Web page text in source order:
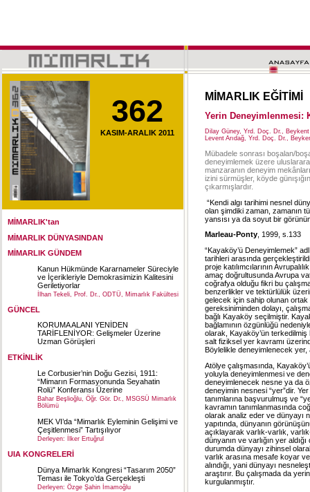
362
KASIM-ARALIK 2011
MİMARLIK'tan
MİMARLIK DÜNYASINDAN
MİMARLIK GÜNDEM
Kanun Hükmünde Kararnameler Süreciyle
ve İçerikleriyle Demokrasimizin Kalitesini
Geriletiyorlar
İlhan Tekeli, Prof. Dr., ODTÜ, Mimarlık Fakültesi
GÜNCEL
KORUMA ALANI YENİDEN
TARİFLENİYOR: Gelişmeler Üzerine
Uzman Görüşleri
ETKİNLİK
Le Corbusier’nin Doğu Gezisi, 1911:
“Mimarın Formasyonunda Seyahatin
Rolü” Konferansı Üzerine
Bahar Beşlioğlu, Öğr. Gör. Dr., MSGSÜ Mimarlık
Bölümü
MEK VI’da “Mimarlık Eyleminin Gelişimi ve
Çeşitlenmesi” Tartışılıyor
Derleyen: İlker Ertuğrul
UIA KONGRELERİ
Dünya Mimarlık Kongresi “Tasarım 2050”
Teması ile Tokyo’da Gerçekleşti
Derleyen: Özge Şahin İmamoğlu
MİMARLIK EĞİTİMİ
Yerin Deneyimlenmesi:
Dilay Güney, Yrd. Doç. Dr.,
Levent Arıdağ, Yrd. Doç. Dr.,
Mübadele sonrası boşalan/
deneyimlemek üzere
manzaranın deneyim
izini sürmüşler, köyde
çıkarmışlardır.
“Kendi algı tarihimi nesnel
olan şimdiki zaman, zamanın
yansısı ya da soyut bir
Marleau-Ponty , 1999, s.133
“Kayaköy’ü Deneyimlemek”
tarihleri arasında
proje katılımcılarının
amaç doğrultusunda Avrupa
coğrafya olduğu fikri bu
benzerlikler ve tektürlülük
gelecek için sahip olunan ortak
gereksiniminden dolayı,
bağlı Kayaköy seçilmiştir.
bağlamının özgünlüğü
olarak, Kayaköy’ün
salt fiziksel yer kavramı
Böylelikle deneyimlenecek yer,
Atölye çalışmasında,
yoluyla deneyimlenmesi ve
deneyimlenecek nesne ya da
deneyimin nesnesi “yer”dir.
tanımlarına başvurulmuş ve
kavramın tanımlanmasında
olarak analiz eder ve dünyayı
yapıtında, dünyanın
açıklayarak varlık-varlık,
dünyanın ve varlığın yer
durumda dünyayı zihinsel
varlık arasına mesafe koyar
alındığı, yani dünyayı
araştırır. Bu çalışmada da
kurgulanmıştır.